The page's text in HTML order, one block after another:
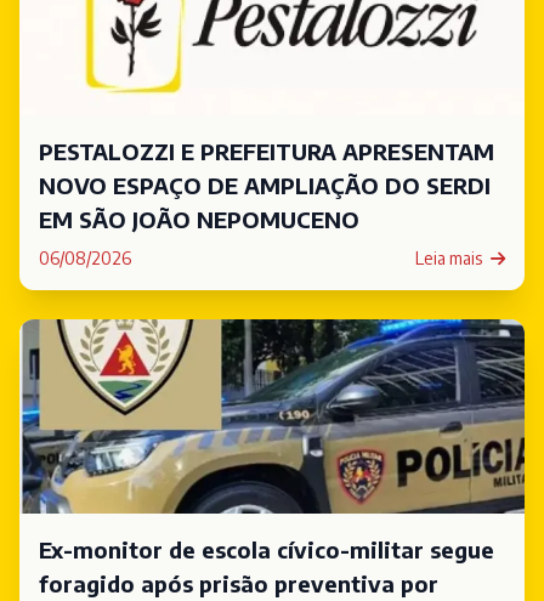
PESTALOZZI E PREFEITURA APRESENTAM
NOVO ESPAÇO DE AMPLIAÇÃO DO SERDI
EM SÃO JOÃO NEPOMUCENO
06/08/2026 Leia mais
Ex-monitor de escola cívico-militar segue
foragido após prisão preventiva por